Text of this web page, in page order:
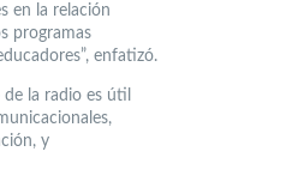
en la relación
programas
enfatizó.
la radio es útil
y